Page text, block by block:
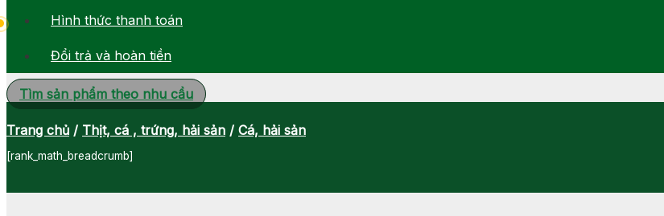
Hình thức thanh toán
Đổi trả và hoàn tiền
Tìm sản phẩm theo nhu cầu
Trang chủ / Thịt, cá , trứng, hải sản / Cá, hải sản
[rank_math_breadcrumb]